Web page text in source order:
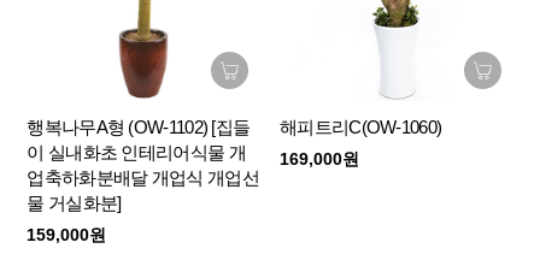
행복나무A형 (OW-1102) [집들
이 실내화초 인테리어식물 개
업축하화분배달 개업식 개업선
물 거실화분]
159,000원
해피트리C(OW-1060)
169,000원